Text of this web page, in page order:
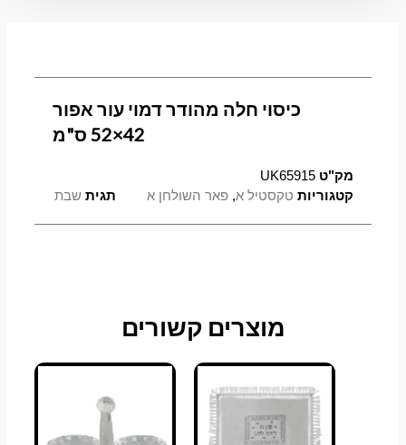
כיסוי חלה מהודר דמוי עור אפור
מק"טUK65915
קטגוריות טקסטיל א,פאר השולחן א תגית שבת
מוצרים קשורים